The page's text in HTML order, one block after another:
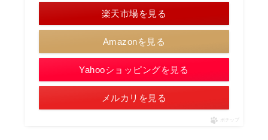
Amazonを見る
楽天市場を見る
Yahooショッピングを見る
メルカリを見る
ポチップ